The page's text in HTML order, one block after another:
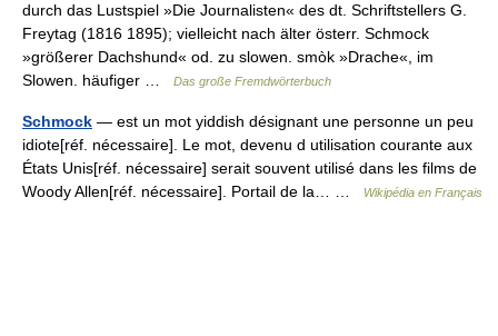
durch das Lustspiel »Die Journalisten« des dt. Schriftstellers G.
Freytag (1816 1895); vielleicht nach älter österr. Schmock
»größerer Dachshund« od. zu slowen. smòk »Drache«, im
Slowen. häufiger …
Das große Fremdwörterbuch
Schmock — est un mot yiddish désignant une personne un peu
idiote[réf. nécessaire]. Le mot, devenu d utilisation courante aux
États Unis[réf. nécessaire] serait souvent utilisé dans les films de
Woody Allen[réf. nécessaire]. Portail de la… …
Wikipédia en Français